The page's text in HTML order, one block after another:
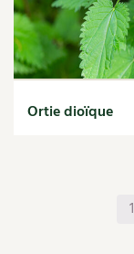
Oignon
Oiseaux
Olivier
Optimiser
Ortie dioïque
1